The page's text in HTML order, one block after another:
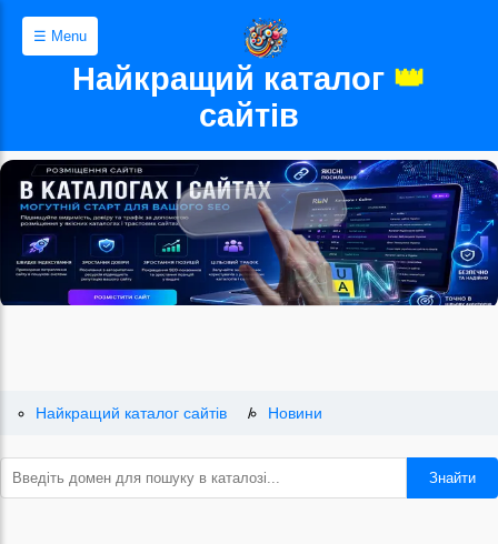
☰ Menu
Найкращий каталог 👑
сайтів
Найкращий каталог сайтів Новини
Знайти